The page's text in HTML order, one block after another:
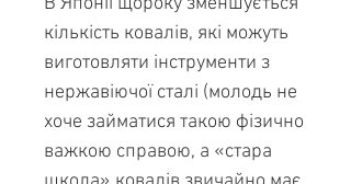
кількість ковалів, які можуть
виготовляти інструменти з
нержавіючої сталі (молодь не
хоче займатися такою фізично
важкою справою, а «стара